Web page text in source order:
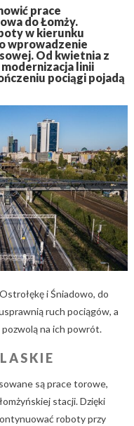
prace
do Łomży.
w kierunku
wprowadzenie
Od kwietnia z
linii
pociągi pojadą
i Śniadowo, do
ruch pociągów, a
na ich powrót.
są prace torowe,
stacji. Dzięki
roboty przy